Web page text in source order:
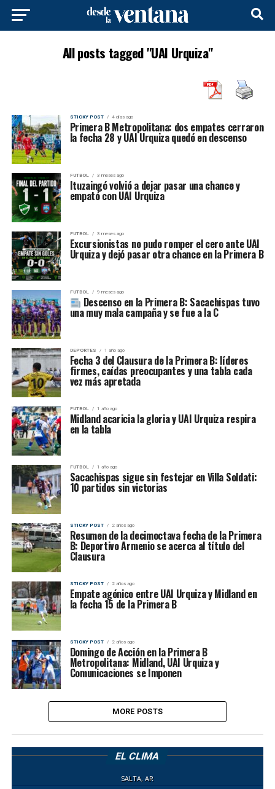
All posts tagged "UAI Urquiza"
STICKY POST 4 días ago
Primera B Metropolitana: dos empates cerraron
la fecha 28 y UAI Urquiza quedó en descenso
FUTBOL 3 meses ago
Ituzaingó volvió a dejar pasar una chance y
empató con UAI Urquiza
FUTBOL 3 meses ago
Excursionistas no pudo romper el cero ante UAI
Urquiza y dejó pasar otra chance en la Primera B
FUTBOL 9 meses ago
Descenso en la Primera B: Sacachispas tuvo
una muy mala campaña y se fue a la C
DEPORTES 1 año ago
Fecha 3 del Clausura de la Primera B: líderes
firmes, caídas preocupantes y una tabla cada
vez más apretada
FUTBOL 1 año ago
Midland acaricia la gloria y UAI Urquiza respira
en la tabla
FUTBOL 1 año ago
Sacachispas sigue sin festejar en Villa Soldati:
10 partidos sin victorias
STICKY POST 2 años ago
Resumen de la decimoctava fecha de la Primera
B: Deportivo Armenio se acerca al título del
Clausura
STICKY POST 2 años ago
Empate agónico entre UAI Urquiza y Midland en
la fecha 15 de la Primera B
STICKY POST 2 años ago
Domingo de Acción en la Primera B
Metropolitana: Midland, UAI Urquiza y
Comunicaciones se Imponen
MORE POSTS
EL CLIMA
SALTA, AR